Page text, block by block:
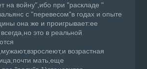
на войну",ибо при "раскладе "
с "перевесом"в годах и опыте
она же и проигрывает:ее
это в реальной
возрастная
мать,еще